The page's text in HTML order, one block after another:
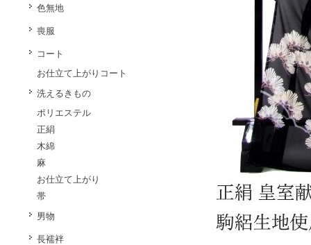
色無地
喪服
コート
お仕立て上がりコート
洗えるきもの
ポリエステル
正絹
木綿
麻
お仕立て上がり
帯
男物
長襦袢